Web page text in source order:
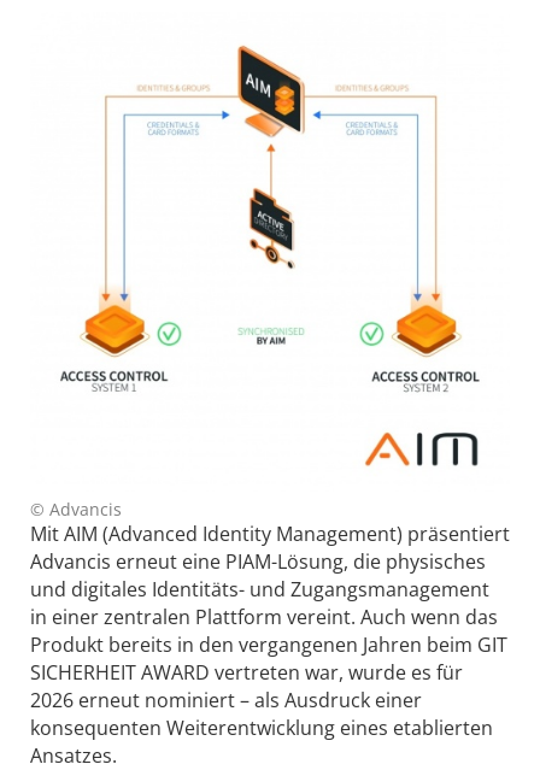
© Advancis
Mit AIM (Advanced Identity Management) präsentiert
Advancis erneut eine PIAM-Lösung, die physisches
und digitales Identitäts- und Zugangsmanagement
in einer zentralen Plattform vereint. Auch wenn das
Produkt bereits in den vergangenen Jahren beim GIT
SICHERHEIT AWARD vertreten war, wurde es für
2026 erneut nominiert – als Ausdruck einer
konsequenten Weiterentwicklung eines etablierten
Ansatzes.